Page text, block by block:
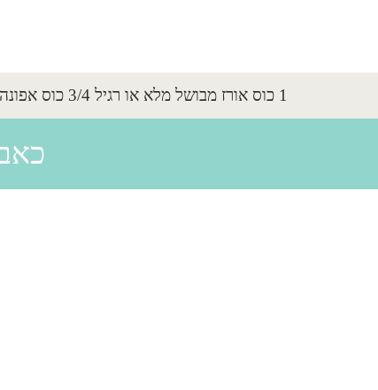
1 כוס אורז מבושל מלא או רגיל 3/4 כוס אפונה טריה מבושלת או קפואה (לא אפונה...